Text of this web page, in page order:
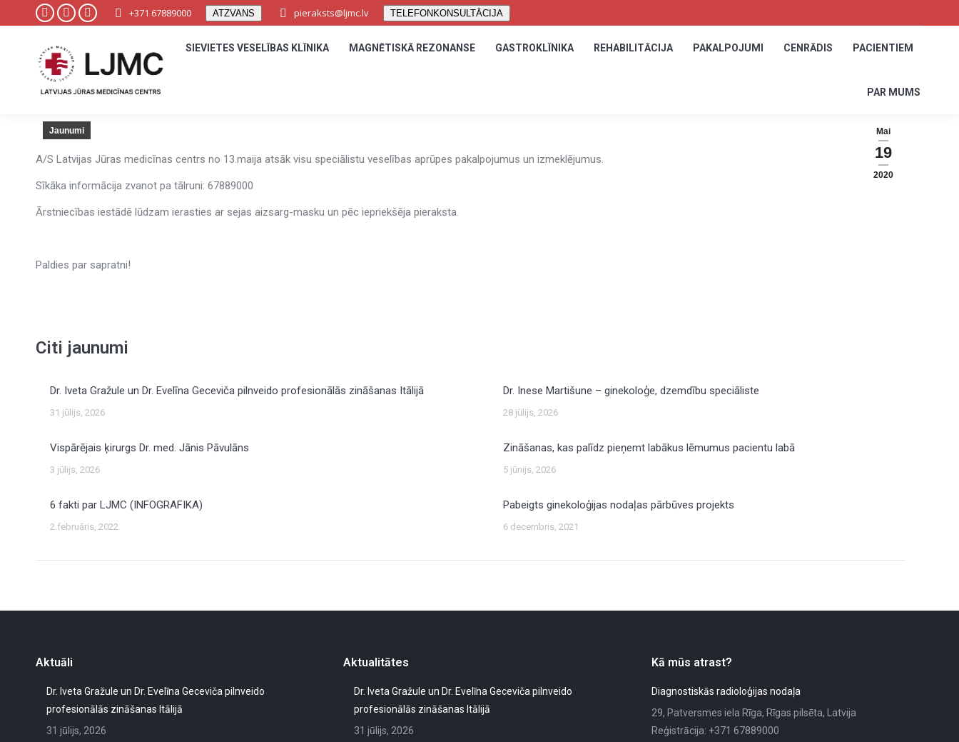
Facebook
opens
in
new
YouTube
opens
in
new
Instagram
in
new
+371 67889000 ATZVANS pieraksts@ljmc.lv TELEFONKONSULTĀCIJA
SIEVIETES VESELĪBAS KLĪNIKA MAGNĒTISKĀ REZONANSE GASTROKLĪNIKA REHABILITĀCIJA PAKALPOJUMI CENRĀDIS PACIENTIEM
PAR MUMS
Mai
19
2020
Jaunumi
A/S Latvijas Jūras medicīnas centrs no 13.maija atsāk visu speciālistu veselības aprūpes pakalpojumus un izmeklējumus.
Sīkāka informācija zvanot pa tālruni: 67889000
Ārstniecības iestādē lūdzam ierasties ar sejas aizsarg-masku un pēc iepriekšēja pieraksta.
Paldies par sapratni!
Citi jaunumi
Dr. Iveta Gražule un Dr. Evelīna Geceviča pilnveido profesionālās zināšanas Itālijā
31 jūlijs, 2026
Dr. Inese Martišune – ginekoloģe, dzemdību speciāliste
28 jūlijs, 2026
Vispārējais ķirurgs Dr. med. Jānis Pāvulāns
3 jūlijs, 2026
Zināšanas, kas palīdz pieņemt labākus lēmumus pacientu labā
5 jūnijs, 2026
6 fakti par LJMC (INFOGRAFIKA)
2 februāris, 2022
Pabeigts ginekoloģijas nodaļas pārbūves projekts
6 decembris, 2021
Aktuāli
Dr. Iveta Gražule un Dr. Evelīna Geceviča pilnveido
profesionālās zināšanas Itālijā
31 jūlijs, 2026
Aktualitātes
Dr. Iveta Gražule un Dr. Evelīna Geceviča pilnveido
profesionālās zināšanas Itālijā
31 jūlijs, 2026
Kā mūs atrast?
Diagnostiskās radioloģijas nodaļa
29, Patversmes iela Rīga, Rīgas pilsēta, Latvija
Reģistrācija: +371 67889000
Facebook
opens
in
new
YouTube
opens
in
new
Instagram
in
new
+371 67889000 ATZVANS pieraksts@ljmc.lv TELEFONKONSULTĀCIJA
SIEVIETES VESELĪBAS KLĪNIKA MAGNĒTISKĀ REZONANSE GASTROKLĪNIKA REHABILITĀCIJA PAKALPOJUMI CENRĀDIS PACIENTIEM
PAR MUMS